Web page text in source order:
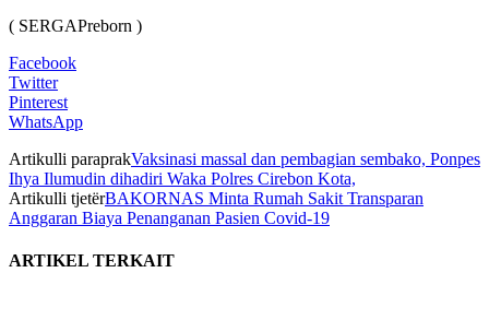
( SERGAPreborn )
Facebook
Twitter
Pinterest
WhatsApp
Artikulli paraprakVaksinasi massal dan pembagian sembako, Ponpes
Ihya Ilumudin dihadiri Waka Polres Cirebon Kota,
Artikulli tjetërBAKORNAS Minta Rumah Sakit Transparan
Anggaran Biaya Penanganan Pasien Covid-19
ARTIKEL TERKAIT